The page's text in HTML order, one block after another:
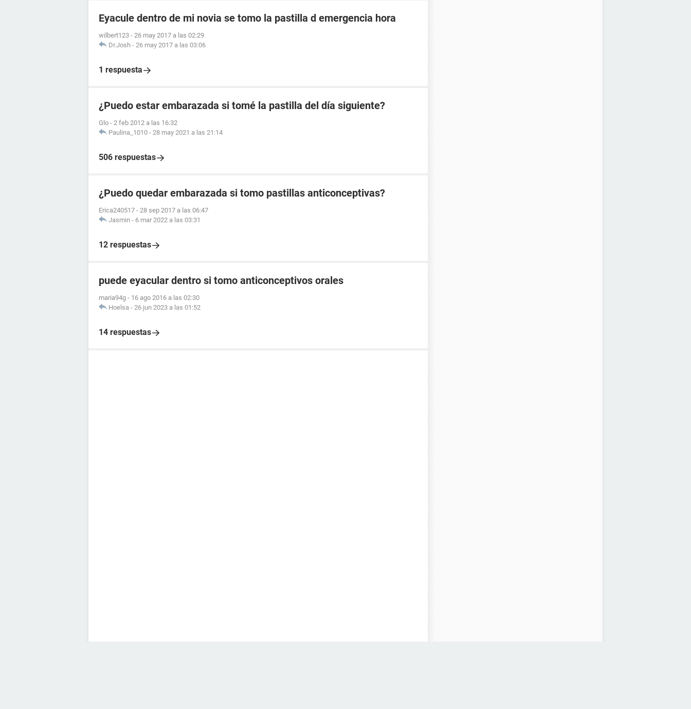
Eyacule dentro de mi novia se tomo la pastilla d emergencia hora
wilbert123 - 26 may 2017 a las 02:29
Dr.Josh - 26 may 2017 a las 03:06
1 respuesta
¿Puedo estar embarazada si tomé la pastilla del día siguiente?
Glo - 2 feb 2012 a las 16:32
Paulina_1010 - 28 may 2021 a las 21:14
506 respuestas
¿Puedo quedar embarazada si tomo pastillas anticonceptivas?
Erica240517 - 28 sep 2017 a las 06:47
Jasmin - 6 mar 2022 a las 03:31
12 respuestas
puede eyacular dentro si tomo anticonceptivos orales
maria94g - 16 ago 2016 a las 02:30
Hoelsa - 26 jun 2023 a las 01:52
14 respuestas